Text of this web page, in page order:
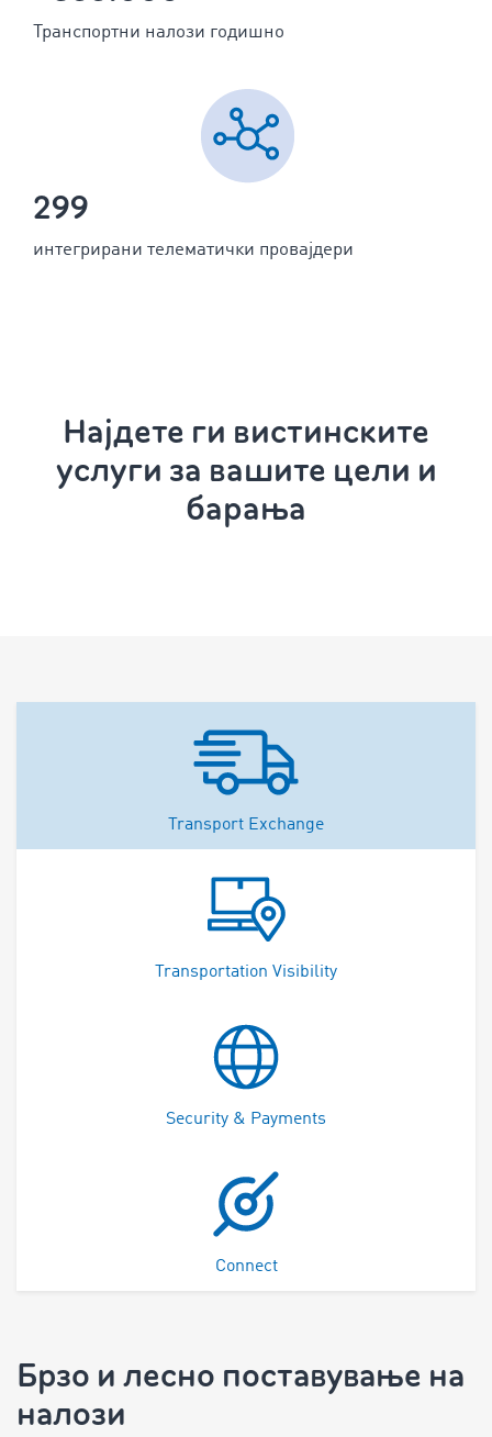
Транспортни налози годишно
299
интегрирани телематички провајдери
Најдете ги вистинските
услуги за вашите цели и
барања
Transport Exchange
Transportation Visibility
Security & Payments
Connect
Брзо и лесно поставување на
налози